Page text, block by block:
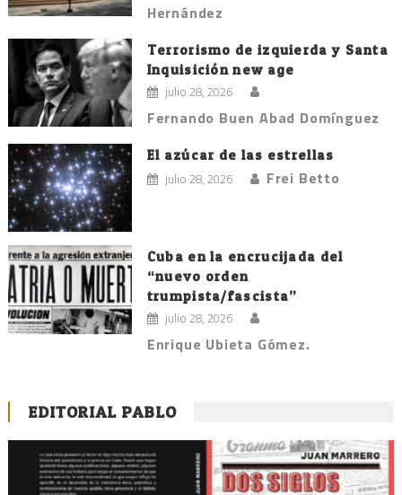
Hernández
Terrorismo de izquierda y Santa
Inquisición new age
julio 28, 2026
Fernando Buen Abad Domínguez
El azúcar de las estrellas
julio 28, 2026 Frei Betto
Cuba en la encrucijada del
“nuevo orden
trumpista/fascista”
julio 28, 2026
Enrique Ubieta Gómez.
EDITORIAL PABLO